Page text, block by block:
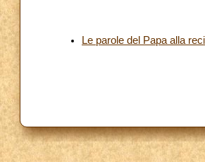
Le parole del Papa alla